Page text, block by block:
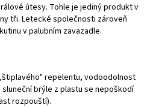
útesy. Tohle je jediný produkt v
tři. Letecké společnosti zároveň
v palubním zavazadle.
repelentu, vodoodolnost
brýle z plastu se nepoškodí
rozpouští).